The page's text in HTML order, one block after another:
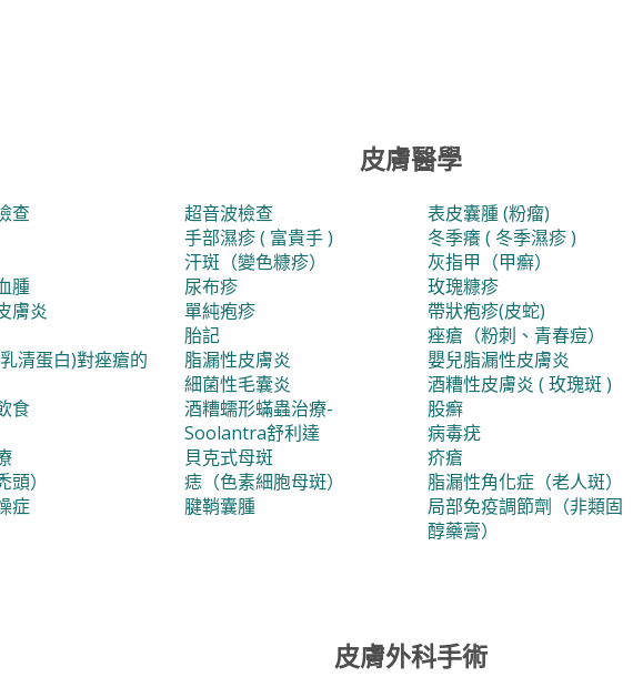
皮膚醫學
查 超音波檢查 表皮囊腫 (粉瘤)
手部濕疹 ( 富貴手 )
冬季癢 ( 冬季濕疹 )
汗斑（變色糠疹）
灰指甲（甲癬）
腫
尿布疹 玫瑰糠疹
膚炎
單純疱疹 帶狀疱疹(皮蛇)
胎記
痤瘡（粉刺、青春痘）
清蛋白)對痤瘡的
脂漏性皮膚炎 嬰兒脂漏性皮膚炎
細菌性毛囊炎
酒糟性皮膚炎 ( 玫瑰斑 )
食
酒糟蠕形蟎蟲治療-
Soolantra舒利達
股癬
病毒疣
貝克式母斑 疥瘡
）
痣（色素細胞母斑） 脂漏性角化症（老人斑）
症
腱鞘囊腫
局部免疫調節劑（非類固
醇藥膏）
皮膚外科手術